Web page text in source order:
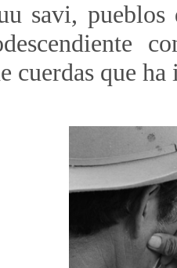
savi, pueblos
cuerdas que